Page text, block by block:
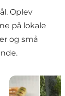
Oplev
på lokale
og små
og
Guide: En